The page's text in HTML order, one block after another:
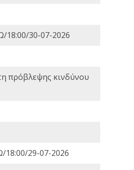
18:00/30-07-2026
πρόβλεψης κινδύνου
18:00/29-07-2026